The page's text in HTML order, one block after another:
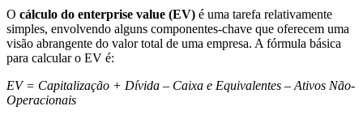
O cálculo do enterprise value (EV) é uma tarefa relativamente
simples, envolvendo alguns componentes-chave que oferecem uma
visão abrangente do valor total de uma empresa. A fórmula básica
para calcular o EV é:
EV = Capitalização + Dívida – Caixa e Equivalentes – Ativos Não-
Operacionais